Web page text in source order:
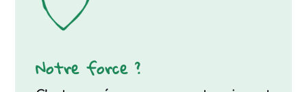
Notre force ?